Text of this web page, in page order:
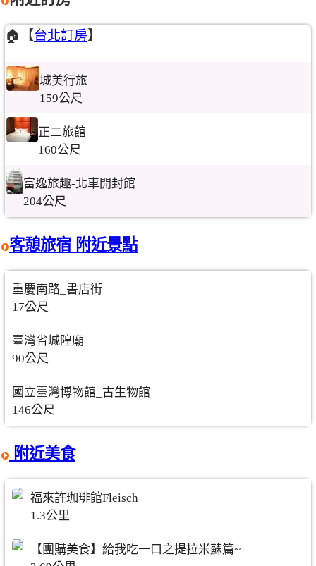
🏠【台北訂房】
城美行旅
159公尺
正二旅館
160公尺
富逸旅趣-北車開封館
204公尺
客憩旅宿 附近景點
重慶南路_書店街
17公尺
臺灣省城隍廟
90公尺
國立臺灣博物館_古生物館
146公尺
附近美食
福來許珈琲館Fleisch
1.3公里
【團購美食】給我吃一口之提拉米蘇篇~